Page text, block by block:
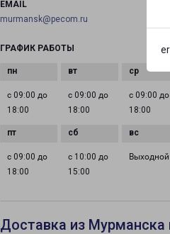
EMAIL
murmansk@pecom.ru
ГРАФИК РАБОТЫ
с 09:00 до
18:00
с 09:00 до
18:00
с 09:00 до
18:00
с 09:00 до
18:00
с 10:00 до
15:00
Выходной
Доставка из Мурманска